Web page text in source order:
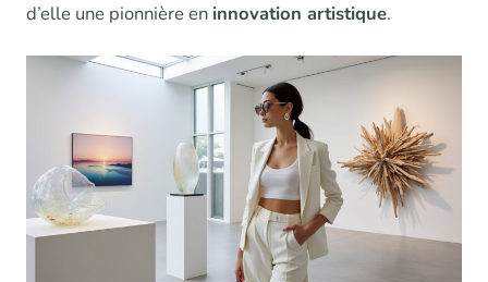
d’elle une pionnière en innovation artistique.